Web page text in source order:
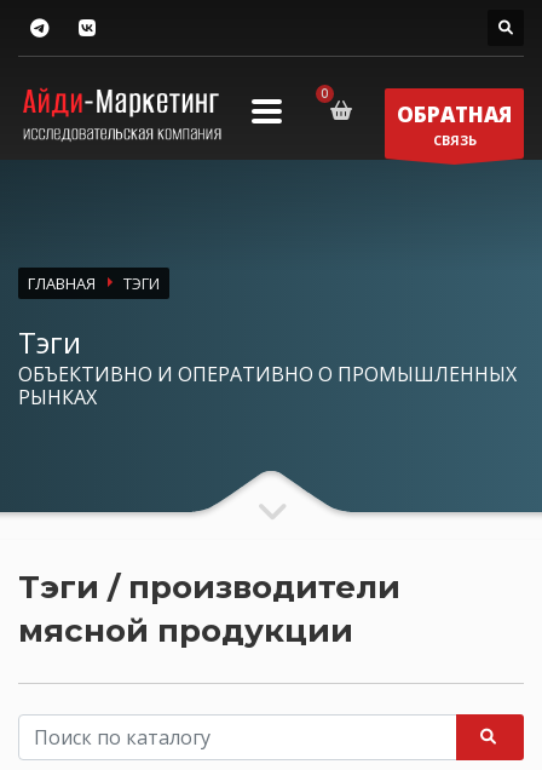
ОБРАТНАЯ
СВЯЗЬ
ГЛАВНАЯ ТЭГИ
Тэги
ОБЪЕКТИВНО И ОПЕРАТИВНО О ПРОМЫШЛЕННЫХ
РЫНКАХ
Тэги / производители
мясной продукции